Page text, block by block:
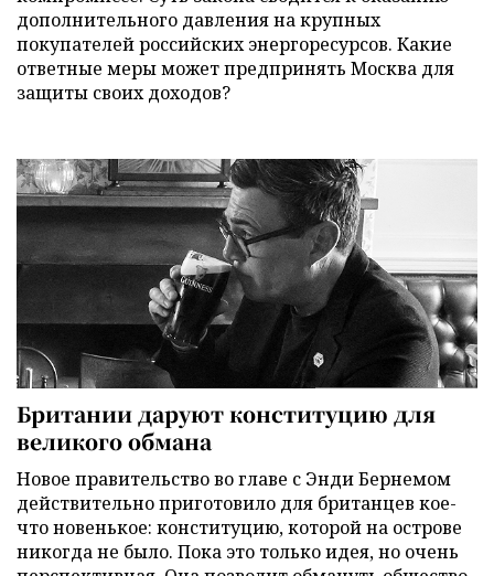
дополнительного давления на крупных
покупателей российских энергоресурсов. Какие
ответные меры может предпринять Москва для
защиты своих доходов?
Британии даруют конституцию для
великого обмана
Новое правительство во главе с Энди Бернемом
действительно приготовило для британцев кое-
что новенькое: конституцию, которой на острове
никогда не было. Пока это только идея, но очень